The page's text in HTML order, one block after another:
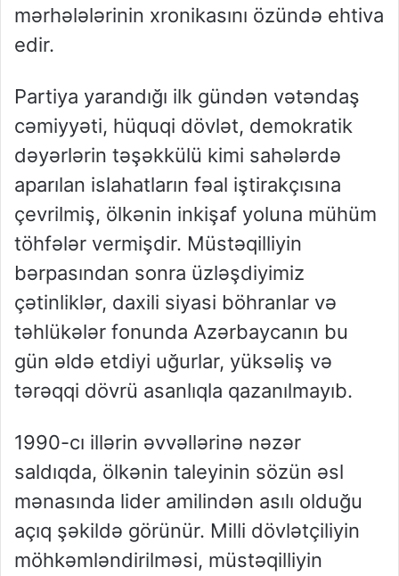
mərhələlərinin xronikasını özündə ehtiva
edir.
Partiya yarandığı ilk gündən vətəndaş
cəmiyyəti, hüquqi dövlət, demokratik
dəyərlərin təşəkkülü kimi sahələrdə
aparılan islahatların fəal iştirakçısına
çevrilmiş, ölkənin inkişaf yoluna mühüm
töhfələr vermişdir. Müstəqilliyin
bərpasından sonra üzləşdiyimiz
çətinliklər, daxili siyasi böhranlar və
təhlükələr fonunda Azərbaycanın bu
gün əldə etdiyi uğurlar, yüksəliş və
tərəqqi dövrü asanlıqla qazanılmayıb.
1990-cı illərin əvvəllərinə nəzər
saldıqda, ölkənin taleyinin sözün əsl
mənasında lider amilindən asılı olduğu
açıq şəkildə görünür. Milli dövlətçiliyin
möhkəmləndirilməsi, müstəqilliyin